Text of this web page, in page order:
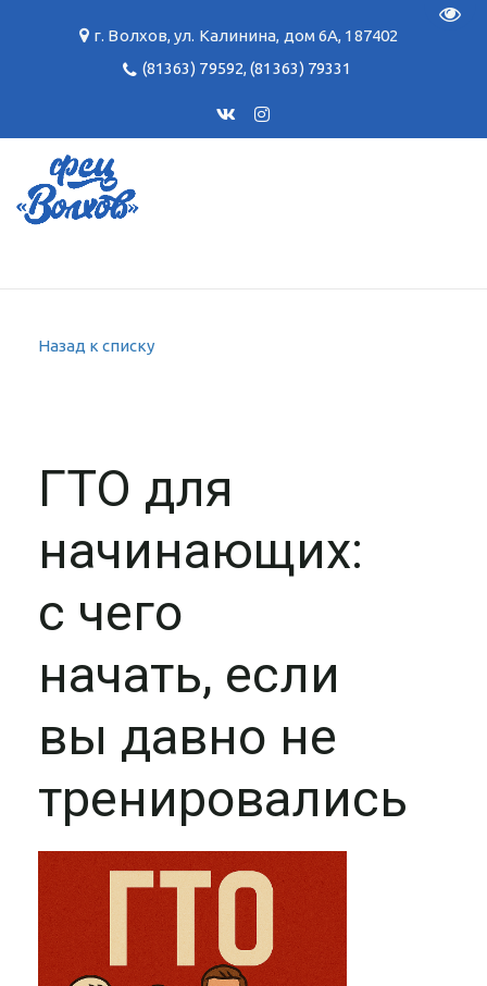
г. Волхов,ул. Калинина, дом 6А, 187402
(81363) 79592,(81363) 79331
Назад к списку
ГТО для
начинающих:
с чего
начать, если
вы давно не
тренировались